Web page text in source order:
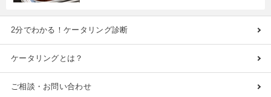
2分でわかる！ケータリング診断
ケータリングとは？
ご相談・お問い合わせ